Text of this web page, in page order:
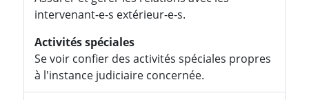
intervenant-e-s extérieur-e-s.
Activités spéciales
Se voir confier des activités spéciales propres
à l'instance judiciaire concernée.